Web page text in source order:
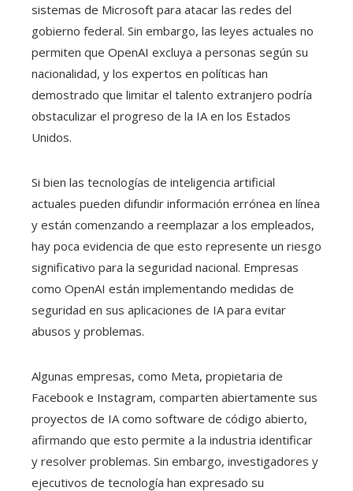
sistemas de Microsoft para atacar las redes del
gobierno federal. Sin embargo, las leyes actuales no
permiten que OpenAI excluya a personas según su
nacionalidad, y los expertos en políticas han
demostrado que limitar el talento extranjero podría
obstaculizar el progreso de la IA en los Estados
Unidos.
Si bien las tecnologías de inteligencia artificial
actuales pueden difundir información errónea en línea
y están comenzando a reemplazar a los empleados,
hay poca evidencia de que esto represente un riesgo
significativo para la seguridad nacional. Empresas
como OpenAI están implementando medidas de
seguridad en sus aplicaciones de IA para evitar
abusos y problemas.
Algunas empresas, como Meta, propietaria de
Facebook e Instagram, comparten abiertamente sus
proyectos de IA como software de código abierto,
afirmando que esto permite a la industria identificar
y resolver problemas. Sin embargo, investigadores y
ejecutivos de tecnología han expresado su